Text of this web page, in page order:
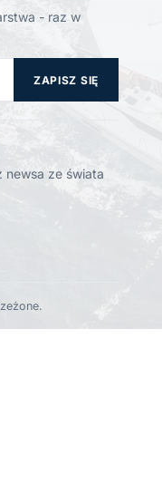
- raz w
ZAPISZ SIĘ
newsa ze świata